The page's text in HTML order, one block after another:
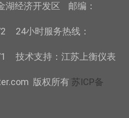
湖经济开发区 邮编：
24小时服务热线：
技术支持：江苏上衡仪表
版权所有 苏ICP备